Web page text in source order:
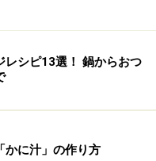
レシピ13選！ 鍋からおつ
かに汁」の作り方